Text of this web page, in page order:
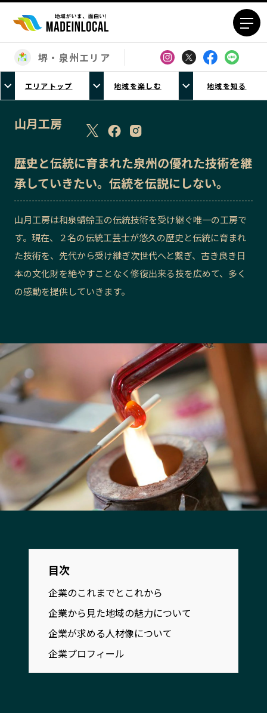
エリアから探す
北海道エリア
青森エリア
岩手エリア
山形エリア
栃木エリア
群馬エリア
埼玉エリア
千葉エリア
神奈川エリア
新潟エリア
富山エリア
石川エリア
福井エリア
山梨エリア
堺・泉州エリア
河内エリア
兵庫エリア
奈良エリア
和歌山エリア
島根エリア
岡山エリア
広島エリア
徳島エリア
愛媛エリア
高知エリア
福岡エリア
佐賀エリア
長崎エリア
カテゴリから探す
特集コンテンツ
地域を代表する 企業100選
プレスリリース
MILCプロジェクト
選出企業特別対談
堺・泉州エリア
エリアトップ 地域を楽しむ 地域を知る
山月工房
歴史と伝統に育まれた泉州の優れた技術を継
承していきたい。伝統を伝説にしない。
山月工房は和泉蜻蛉玉の伝統技術を受け継ぐ唯一の工房で
す。現在、２名の伝統工芸士が悠久の歴史と伝統に育まれ
た技術を、先代から受け継ぎ次世代へと繋ぎ、古き良き日
本の文化財を絶やすことなく修復出来る技を広めて、多く
の感動を提供していきます。
目次
企業のこれまでとこれから
企業から見た地域の魅力について
企業が求める人材像について
企業プロフィール